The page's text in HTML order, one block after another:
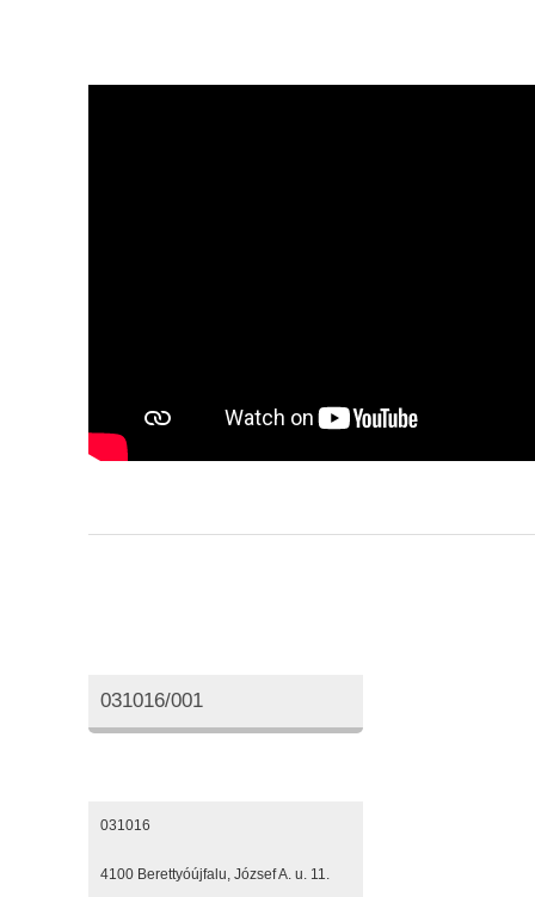
031016/001
031016
4100 Berettyóújfalu, József A. u. 11.